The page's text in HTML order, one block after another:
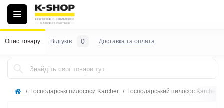
Господарські пилососи Karcher Господарський пилосос Karcher
Опис товару Відгуків 0 Доставка та оплата